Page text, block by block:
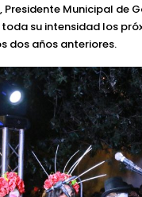
Presidente Municipal de
su intensidad los
dos años anteriores.